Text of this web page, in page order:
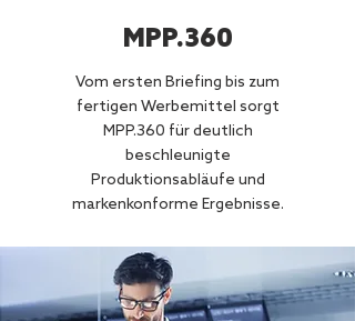
MPP.360
Vom ersten Briefing bis zum
fertigen Werbemittel sorgt
MPP.360 für deutlich
beschleunigte
Produktionsabläufe und
markenkonforme Ergebnisse.